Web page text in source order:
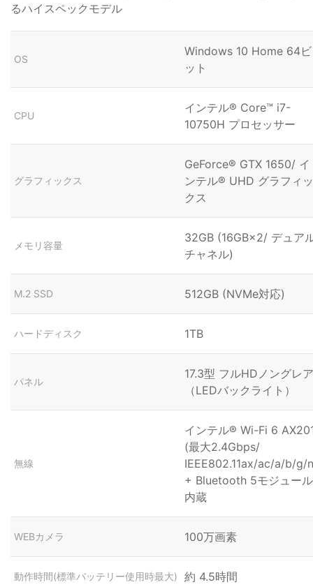
るハイスペックモデル
OS
Windows 10 Home 64ビ
ット
CPU
インテル® Core™ i7-
10750H プロセッサー
グラフィックス
GeForce® GTX 1650/ イ
ンテル® UHD グラフィッ
クス
メモリ容量
32GB (16GB×2/ デュア
チャネル)
M.2 SSD 512GB (NVMe対応)
ハードディスク 1TB
パネル
17.3型 フルHDノングレア
（LEDバックライト）
無線
インテル® Wi-Fi 6
(最大2.4Gbps/
IEEE802.11ax/ac/a/b/g/
+ Bluetooth 5モジュール
内蔵
WEBカメラ 100万画素
動作時間(標準バッテリー使用時最大) 約 4.5時間